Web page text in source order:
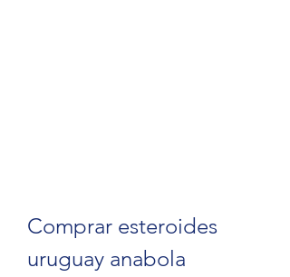
Comprar esteroides
uruguay anabola